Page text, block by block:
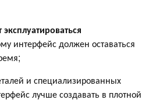
интерфейс должен оставаться
и специализированных
лучше создавать в плотной